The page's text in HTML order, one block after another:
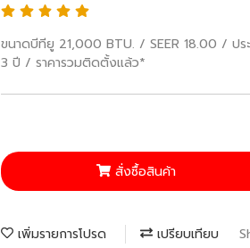
ขนาดบีทียู 21,000 BTU. / SEER 18.00 / ป
3 ปี / ราคารวมติดตั้งแล้ว*
สั่งซื้อสินค้า
เพิ่มรายการโปรด เปรียบเทียบ